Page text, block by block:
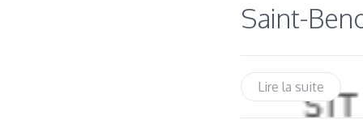
Saint-
Lire la suite